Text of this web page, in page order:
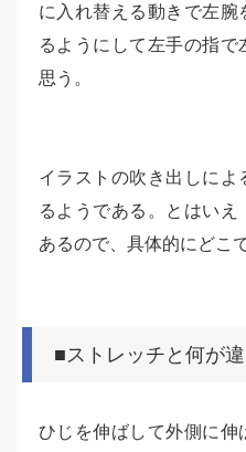
に入れ替える動きで左腕
るようにして左手の指で
思う。
イラストの吹き出しに
るようである。とはい
あるので、具体的にどこ
■ストレッチと何が
ひじを伸ばして外側に伸